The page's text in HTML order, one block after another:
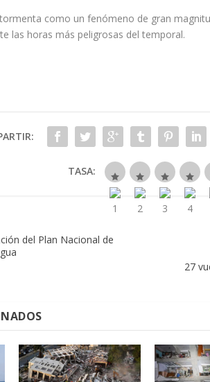
como un fenómeno de gran
las horas más peligrosas del temporal.
TASA:
del Plan Nacional de
27